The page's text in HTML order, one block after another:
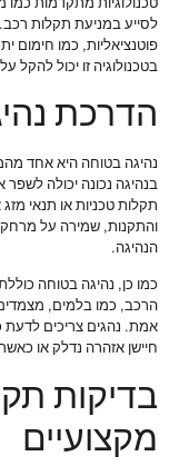
לסייע במניעת תקלות
פוטנציאליות, כמו חימום
בטכנולוגיה זו יכול להקל
הדרכת
נהיגה בטוחה היא אחד
בנהיגה נכונה יכולה
תקלות טכניות או תנאי
והתקנות, שמירה על
הנהיגה.
כמו כן, נהיגה בטוחה
הרכב, כמו בלמים, מצמדים
אמת. נהגים צריכים
חיישן אזהרה נדלק או
בדיקות
מקצועיים